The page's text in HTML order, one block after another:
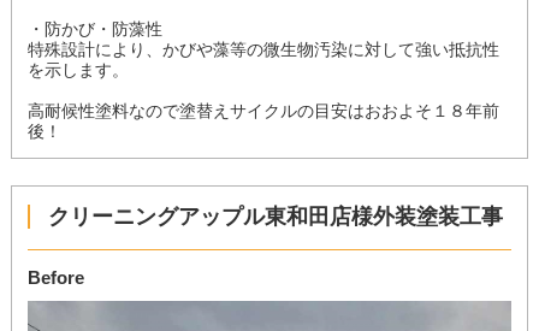
・防かび・防藻性
特殊設計により、かびや藻等の微生物汚染に対して強い抵抗性
を示します。
高耐候性塗料なので塗替えサイクルの目安はおおよそ１８年前
後！
クリーニングアップル東和田店様外装塗装工事
Before